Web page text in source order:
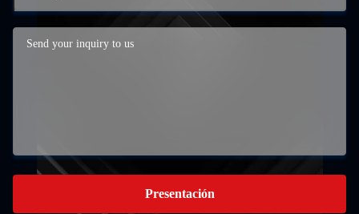
Presentación